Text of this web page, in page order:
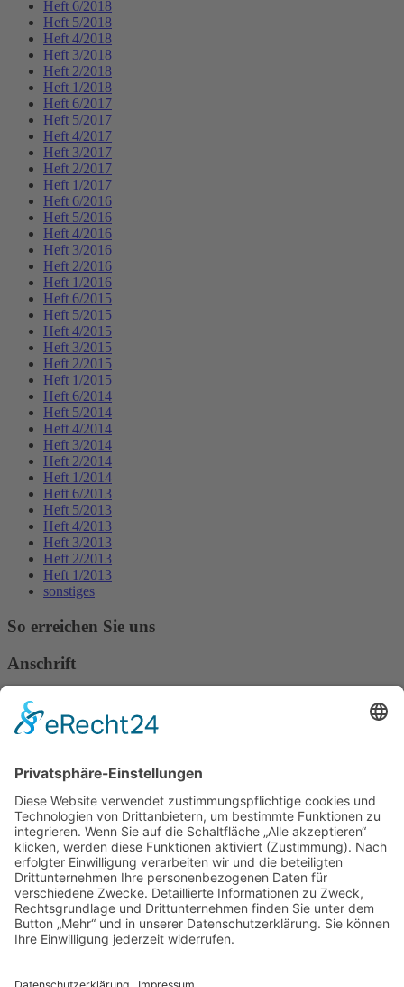
Heft 6/2018
Heft 5/2018
Heft 4/2018
Heft 3/2018
Heft 2/2018
Heft 1/2018
Heft 6/2017
Heft 5/2017
Heft 4/2017
Heft 3/2017
Heft 2/2017
Heft 1/2017
Heft 6/2016
Heft 5/2016
Heft 4/2016
Heft 3/2016
Heft 2/2016
Heft 1/2016
Heft 6/2015
Heft 5/2015
Heft 4/2015
Heft 3/2015
Heft 2/2015
Heft 1/2015
Heft 6/2014
Heft 5/2014
Heft 4/2014
Heft 3/2014
Heft 2/2014
Heft 1/2014
Heft 6/2013
Heft 5/2013
Heft 4/2013
Heft 3/2013
Heft 2/2013
Heft 1/2013
sonstiges
So erreichen Sie uns
Anschrift
Verband Deutscher Tierheilpraktiker e.V.
Verbandsverwaltung
Am Rosenbraken 12
E-Mail
Diese E-Mail-Adresse ist vor Spambots geschützt! Zur Anzeige
muss JavaScript eingeschaltet sein!
Diese E-Mail-Adresse ist vor Spambots geschützt! Zur Anzeige
muss JavaScript eingeschaltet sein!
Telefon Service-Team
Tel: 0261-1349 5200
Tel: 0172-546 19 20